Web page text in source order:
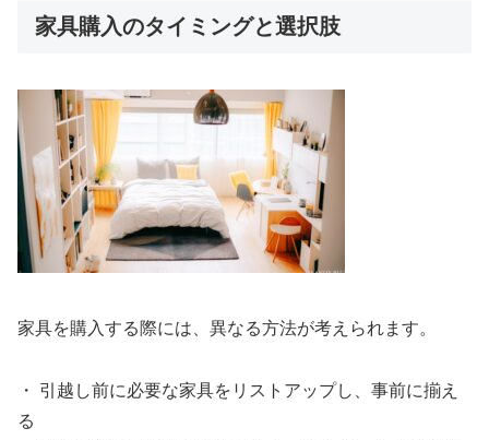
家具購入のタイミングと選択肢
家具を購入する際には、異なる方法が考えられます。
・ 引越し前に必要な家具をリストアップし、事前に揃え
る